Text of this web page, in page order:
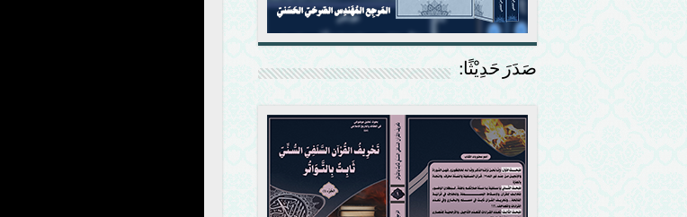
صَدَرَ حَدِيْثًا: